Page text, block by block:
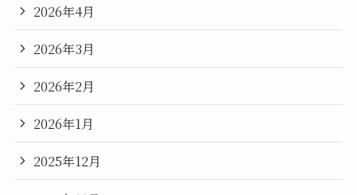
2026年4月
2026年3月
2026年2月
2026年1月
2025年12月